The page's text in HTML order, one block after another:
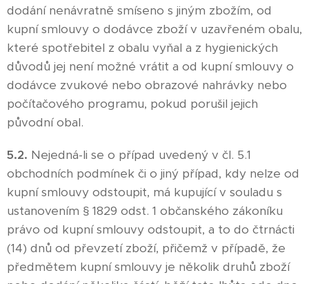
dodání nenávratně smíseno s jiným zbožím, od
kupní smlouvy o dodávce zboží v uzavřeném obalu,
které spotřebitel z obalu vyňal a z hygienických
důvodů jej není možné vrátit a od kupní smlouvy o
dodávce zvukové nebo obrazové nahrávky nebo
počítačového programu, pokud porušil jejich
původní obal.
5.2. Nejedná-li se o případ uvedený v čl. 5.1
obchodních podmínek či o jiný případ, kdy nelze od
kupní smlouvy odstoupit, má kupující v souladu s
ustanovením § 1829 odst. 1 občanského zákoníku
právo od kupní smlouvy odstoupit, a to do čtrnácti
(14) dnů od převzetí zboží, přičemž v případě, že
předmětem kupní smlouvy je několik druhů zboží